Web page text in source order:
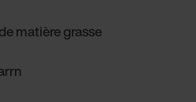
matière grasse